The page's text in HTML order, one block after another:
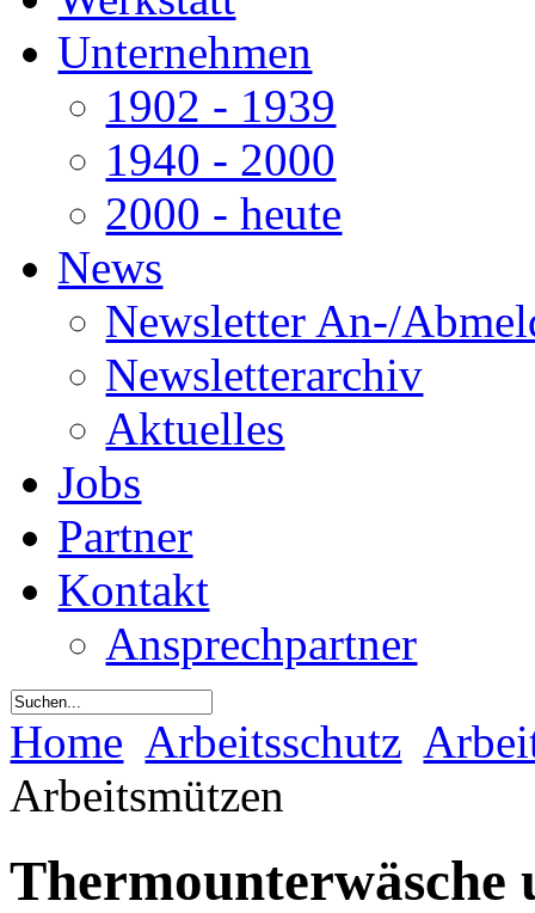
Unternehmen
1902 - 1939
1940 - 2000
2000 - heute
News
Newsletter An-/
Newsletterarchiv
Aktuelles
Jobs
Partner
Kontakt
Ansprechpartner
Home Arbeitsschutz
Arbeitsmützen
Thermounterwäsche